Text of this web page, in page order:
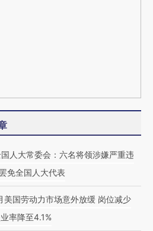
人大常委会：六名将领涉嫌严重违
免全国人大代表
美国劳动力市场意外放缓 岗位减少
率降至4.1%